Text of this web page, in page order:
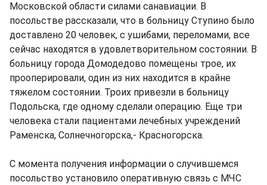
Московской области силами санавиации. В
посольстве рассказали, что в больницу Ступино было
доставлено 20 человек, с ушибами, переломами, все
сейчас находятся в удовлетворительном состоянии. В
больницу города Домодедово помещены трое, их
прооперировали, один из них находится в крайне
тяжелом состоянии. Троих привезли в больницу
Подольска, где одному сделали операцию. Еще три
человека стали пациентами лечебных учреждений
Раменска, Солнечногорска,- Красногорска.
С момента получения информации о случившемся
посольство установило оперативную связь с МЧС